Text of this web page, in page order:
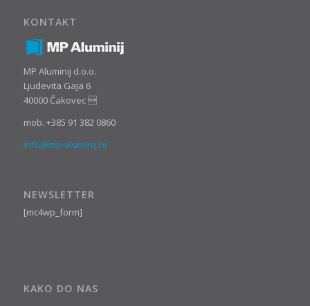
KONTAKT
MP Aluminij d.o.o.
Ljudevita Gaja 6
40000 Čakovec 
mob. +385 91 382 0860
info@mp-aluminij.hr
NEWSLETTER
[mc4wp_form]
KAKO DO NAS